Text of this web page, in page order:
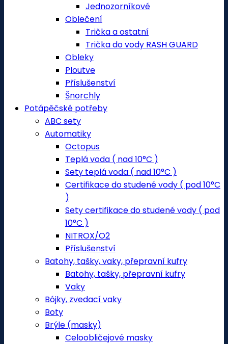
Jednozorníkové
Oblečení
Trička a ostatní
Trička do vody RASH GUARD
Obleky
Ploutve
Příslušenství
Šnorchly
Potápěčské potřeby
ABC sety
Automatiky
Octopus
Teplá voda ( nad 10°C )
Sety teplá voda ( nad 10°C )
Certifikace do studené vody ( pod 10°C
)
Sety certifikace do studené vody ( pod
10°C )
NITROX/O2
Příslušenství
Batohy, tašky, vaky, přepravní kufry
Batohy, tašky, přepravní kufry
Vaky
Bójky, zvedací vaky
Boty
Brýle (masky)
Celoobličejové masky